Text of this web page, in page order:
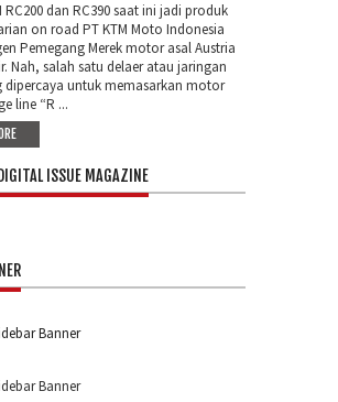
RC200 dan RC390 saat ini jadi produk
on road PT KTM Moto Indonesia
Pemegang Merek motor asal Austria
Nah, salah satu delaer atau jaringan
dipercaya untuk memasarkan motor
line “R ...
ISSUE MAGAZINE